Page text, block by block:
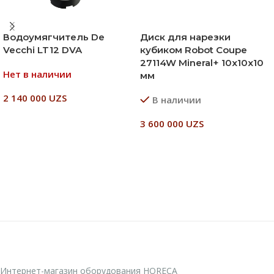
Водоумягчитель De
Vecchi LT12 DVA
Нет в наличии
2 140 000 UZS
Диск для нарезки
кубиком Robot Coupe
27114W Mineral+ 10х10х10
мм
В наличии
3 600 000 UZS
Интернет-магазин оборудования HORECA